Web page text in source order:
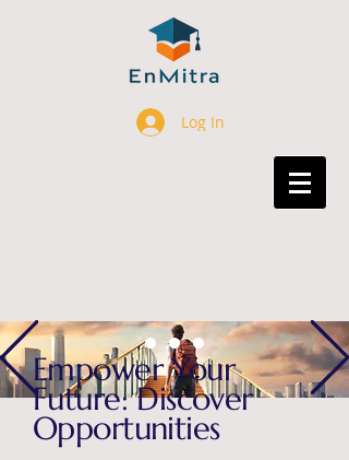
Log In
Empower Your
Future: Discover
Opportunities